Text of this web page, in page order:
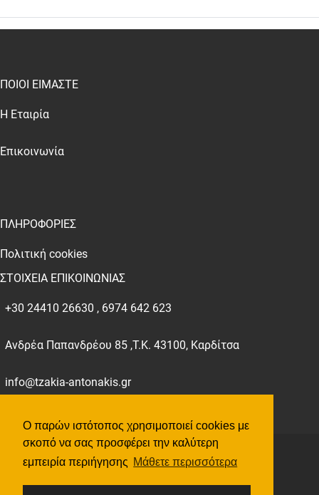
Ο παρών ιστότοπος χρησιμοποιεί cookies με
σκοπό να σας προσφέρει την καλύτερη
εμπειρία περιήγησης Μάθετε περισσότερα
ΠΟΙΟΙ ΕΙΜΑΣΤΕ
Η Εταιρία
Επικοινωνία
ΠΛΗΡΟΦΟΡΙΕΣ
Πολιτική cookies
ΣΤΟΙΧΕΙΑ ΕΠΙΚΟΙΝΩΝΙΑΣ
+30 24410 26630 , 6974 642 623
Ανδρέα Παπανδρέου 85 ,Τ.Κ. 43100, Καρδίτσα
info@tzakia-antonakis.gr
2026All Rights Reserved tzakia-antonakis.gr